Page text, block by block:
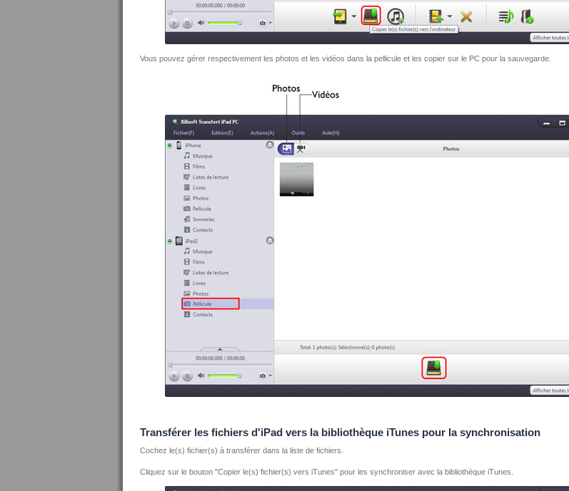
Vous pouvez gérer respectivement les photos et les vidéos dans la pellicule et les copier sur le PC pour la sauvegarde.
Transférer les fichiers d'iPad vers la bibliothèque iTunes pour la synchronisation
Cochez le(s) fichier(s) à transférer dans la liste de fichiers.
Cliquez sur le bouton "Copier le(s) fichier(s) vers iTunes" pour les synchroniser avec la bibliothèque iTunes.